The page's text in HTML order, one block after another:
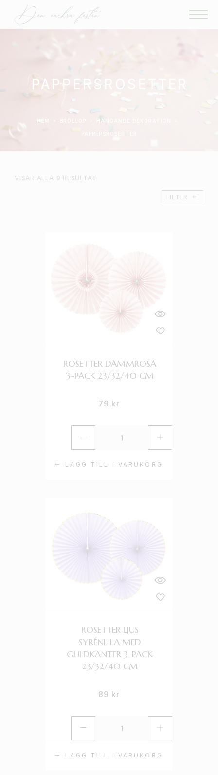
PAPPERSROSETTER
HÄNGANDE DEKORATION
VISAR ALLA 9 RESULTAT
FILTER
LÄGG TILL I VARUKORG
ROSETTER DAMMROSA
3-PACK 23/32/40 CM
79 kr
LÄGG TILL I VARUKORG
ROSETTER LJUS
SYRÉNLILA MED
GULDKANTER 3-PACK
23/32/40 CM
89 kr